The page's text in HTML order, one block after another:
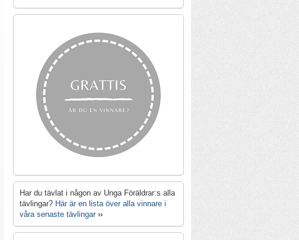
Har du tävlat i någon av Unga Föräldrar:s alla
tävlingar? Här är en lista över alla vinnare i
våra senaste tävlingar ››